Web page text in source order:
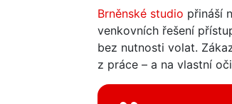
Brněnské studio přináší
venkovních řešení
bez nutnosti volat.
z práce – a na vlastní